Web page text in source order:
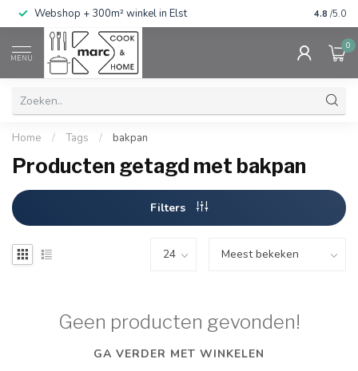
Webshop + 300m² winkel in Elst Gratis
4.8 /5.0
MENU
0
Home / Tags / bakpan
Producten getagd met bakpan
Filters
Geen producten gevonden!
GA VERDER MET WINKELEN